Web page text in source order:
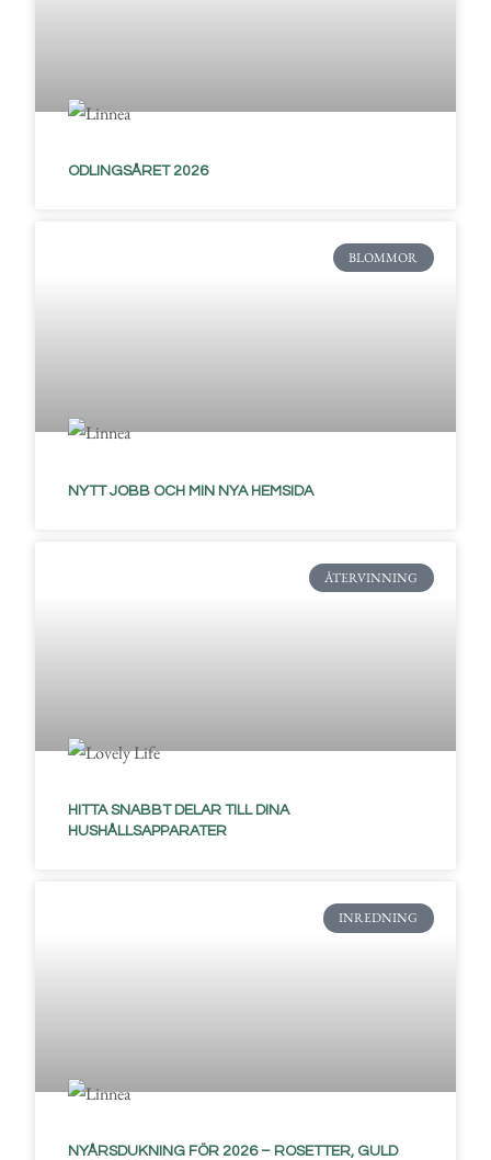
ODLINGSÅRET 2026
BLOMMOR
NYTT JOBB OCH MIN NYA HEMSIDA
ÅTERVINNING
HITTA SNABBT DELAR TILL DINA
HUSHÅLLSAPPARATER
INREDNING
NYÅRSDUKNING FÖR 2026 – ROSETTER, GULD